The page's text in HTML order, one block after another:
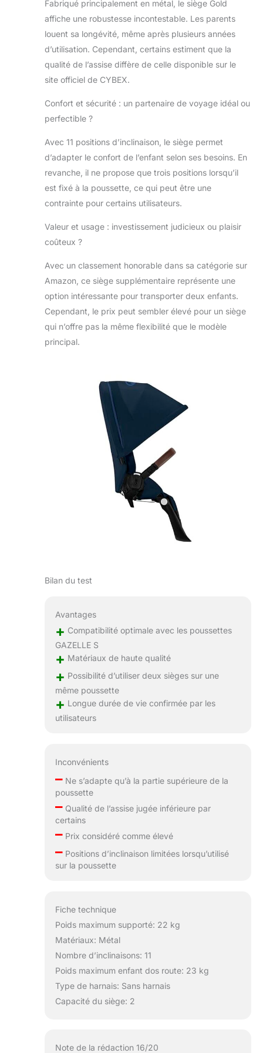
UPF50+ et fenêtre
en filet pour une
excellente
ventilation Design
élégant :
Différentes
housses de siège
séparément pour
des combinaisons
élégantes
exactement à
votre goût
Contenu de la
CYBEX Gold
Blue
Fabriqué principalement en métal, le siège Gold
affiche une robustesse incontestable. Les parents
louent sa longévité, même après plusieurs années
d’utilisation. Cependant, certains estiment que la
qualité de l’assise diffère de celle disponible sur le
site officiel de CYBEX.
Confort et sécurité : un partenaire de voyage idéal ou
perfectible ?
Avec 11 positions d’inclinaison, le siège permet
d’adapter le confort de l’enfant selon ses besoins. En
revanche, il ne propose que trois positions lorsqu’il
est fixé à la poussette, ce qui peut être une
contrainte pour certains utilisateurs.
Valeur et usage : investissement judicieux ou plaisir
coûteux ?
Avec un classement honorable dans sa catégorie sur
Amazon, ce siège supplémentaire représente une
option intéressante pour transporter deux enfants.
Cependant, le prix peut sembler élevé pour un siège
qui n’offre pas la même flexibilité que le modèle
principal.
Bilan du test
Avantages
+ Compatibilité optimale avec les poussettes
GAZELLE S
+ Matériaux de haute qualité
+ Possibilité d’utiliser deux sièges sur une
même poussette
+ Longue durée de vie confirmée par les
utilisateurs
Inconvénients
–Ne s’adapte qu’à la partie supérieure de la
poussette
–Qualité de l’assise jugée inférieure par
certains
–Prix considéré comme élevé
–Positions d’inclinaison limitées lorsqu’utilisé
sur la poussette
Fiche technique
Poids maximum supporté: 22 kg
Matériaux: Métal
Nombre d’inclinaisons: 11
Poids maximum enfant dos route: 23 kg
Type de harnais: Sans harnais
Capacité du siège: 2
Note de la rédaction 16/20